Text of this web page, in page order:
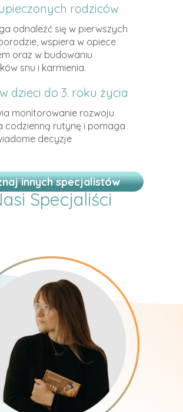
rodziców
odnaleźć się w pierwszych
wspiera w opiece
oraz w budowaniu
snu i karmienia.
dzieci do 3. roku życia
monitorowanie rozwoju
codzienną rutynę i pomaga
decyzje
Specjaliści
innych specjalistów